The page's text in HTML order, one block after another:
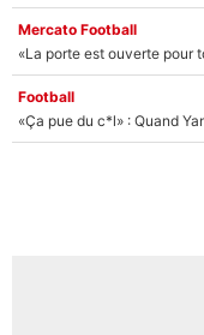
Mercato Football
Football